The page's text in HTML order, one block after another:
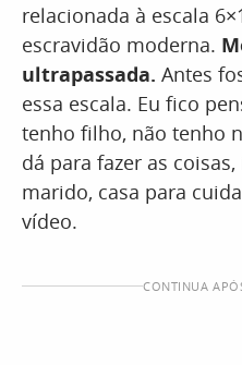
relacionada à escala
escravidão moderna.
ultrapassada. Antes
essa escala. Eu fico
tenho filho, não tenho
dá para fazer as
marido, casa para
vídeo.
CONTINUA